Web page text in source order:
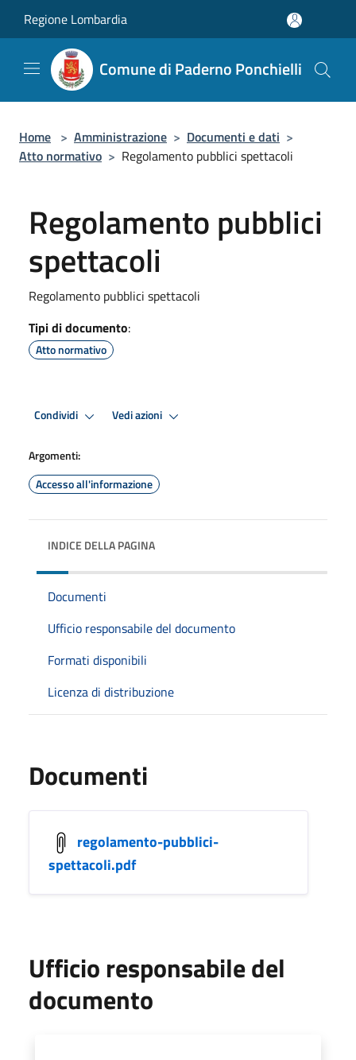
Regione Lombardia
Comune di Paderno Ponchielli
Home > Amministrazione > Documenti e dati >
Atto normativo > Regolamento pubblici spettacoli
Regolamento pubblici
spettacoli
Regolamento pubblici spettacoli
Tipi di documento:
Atto normativo
Condividi Vedi azioni
Argomenti:
Accesso all'informazione
INDICE DELLA PAGINA
Documenti
Ufficio responsabile del documento
Formati disponibili
Licenza di distribuzione
Documenti
regolamento-pubblici-
spettacoli.pdf
Ufficio responsabile del
documento